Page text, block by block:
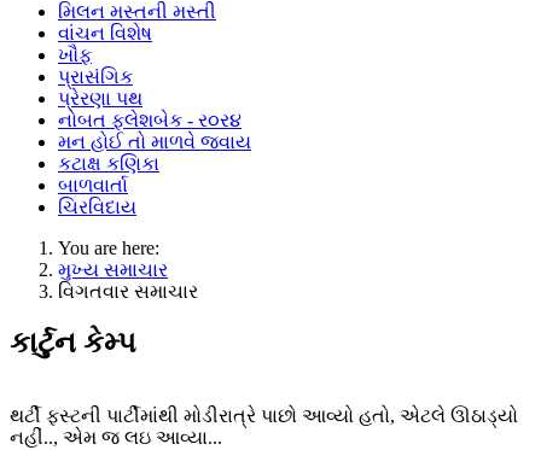
મિલન મસ્તની મસ્તી
વાંચન વિશેષ
ખૌફ
પ્રાસંગિક
પ્રેરણા પથ
નોબત ફ્લેશબેક - ર૦ર૪
મન હોઈ તો માળવે જવાય
કટાક્ષ કણિકા
બાળવાર્તા
ચિરવિદાય
You are here:
મુખ્ય સમાચાર
વિગતવાર સમાચાર
કાર્ટુન કેમ્પ
થર્ટી ફસ્ટની પાર્ટીમાંથી મોડીરાત્રે પાછો આવ્યો હતો, એટલે ઊઠાડ્યો
નહીં.., એમ જ લઇ આવ્યા...